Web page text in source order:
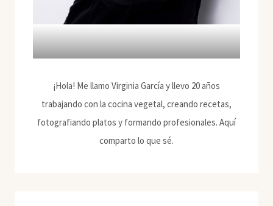
¡Hola! Me llamo Virginia García y llevo 20 años
trabajando con la cocina vegetal, creando recetas,
fotografiando platos y formando profesionales. Aquí
comparto lo que sé.